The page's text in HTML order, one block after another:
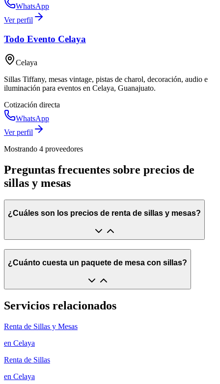
WhatsApp
Ver perfil
Todo Evento Celaya
Celaya
Sillas Tiffany, mesas vintage, pistas de charol, decoración, audio e
iluminación para eventos en Celaya, Guanajuato.
Cotización directa
WhatsApp
Ver perfil
Mostrando 4 proveedores
Preguntas frecuentes sobre precios de
sillas y mesas
¿Cuáles son los precios de renta de sillas y mesas?
¿Cuánto cuesta un paquete de mesa con sillas?
Servicios relacionados
Renta de Sillas y Mesas
en Celaya
Renta de Sillas
en Celaya